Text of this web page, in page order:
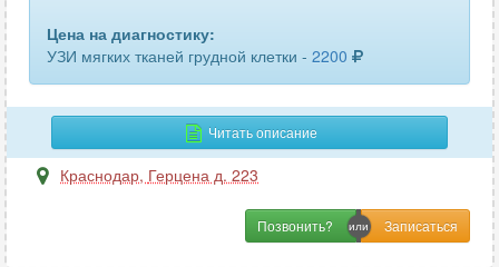
кожи
коленного сустава 27
легких и бронхов 4
лимфоузлов брюшной полости 8
Цена на диагностику:
УЗИ мягких тканей грудной клетки - 2200
Читать описание
Краснодар, Герцена д. 223
Позвонить?